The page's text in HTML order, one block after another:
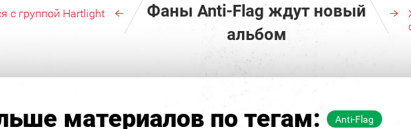
с группой Hartlight
Фаны Anti-Flag ждут новый
альбом
материалов по тегам: Anti-Flag